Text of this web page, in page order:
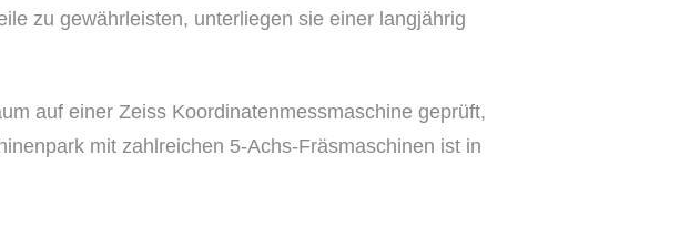
zu gewährleisten, unterliegen sie einer langjährig
auf einer Zeiss Koordinatenmessmaschine geprüft,
mit zahlreichen 5-Achs-Fräsmaschinen ist in